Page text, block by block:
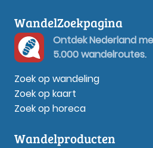
WandelZoekpagina
Ontdek Nederland
5.000 wandelroutes.
Zoek op wandeling
Zoek op kaart
Zoek op horeca
Wandelproducten